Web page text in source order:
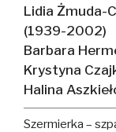
Lidia Żmuda-
(1939-2002)
Barbara
Krystyna
Halina
Szermierka –